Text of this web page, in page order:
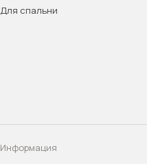
Для спальни
Информация